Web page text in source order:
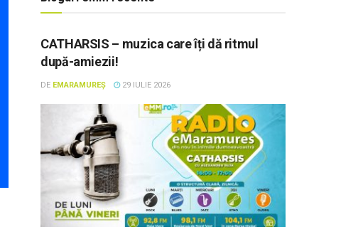
CATHARSIS – muzica care îți dă ritmul
după-amiezii!
DE EMARAMUREȘ 29 IULIE 2026